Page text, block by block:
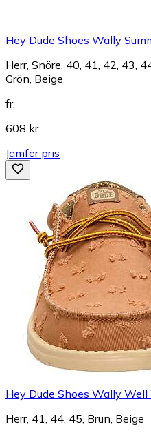
Hey Dude Shoes Wally
Herr, Snöre, 40, 41, 42, 43,
Grön, Beige
fr.
608 kr
Jämför pris
Hey Dude Shoes Wally Well
Herr, 41, 44, 45, Brun, Beige